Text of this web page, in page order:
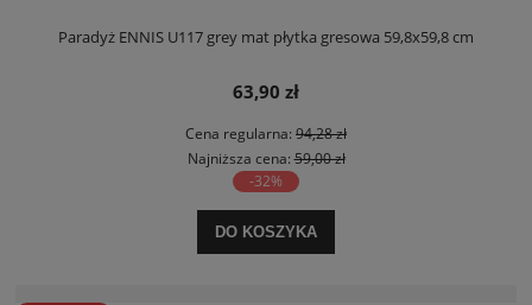
Paradyż ENNIS U117 grey mat płytka gresowa 59,8x59,8 cm
63,90 zł
Cena regularna: 94,28 zł
Najniższa cena:59,00 zł
-32%
DO KOSZYKA